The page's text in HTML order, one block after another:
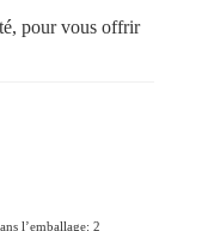
pour vous offrir
l’emballage: 2